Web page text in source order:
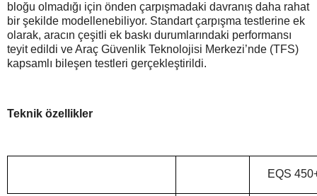
bloğu olmadığı için önden çarpışmadaki davranış daha rahat
bir şekilde modellenebiliyor. Standart çarpışma testlerine ek
olarak, aracın çeşitli ek baskı durumlarındaki performansı
teyit edildi ve Araç Güvenlik Teknolojisi Merkezi’nde (TFS)
kapsamlı bileşen testleri gerçekleştirildi.
Teknik özellikler
EQS